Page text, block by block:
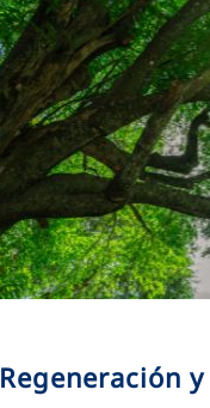
Regeneración